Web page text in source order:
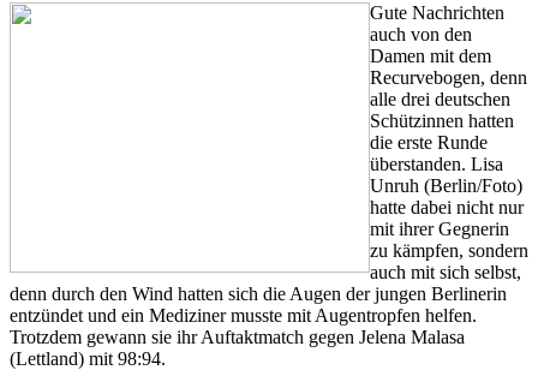
Gute Nachrichten
auch von den
Damen mit dem
Recurvebogen, denn
alle drei deutschen
Schützinnen hatten
die erste Runde
überstanden. Lisa
Unruh (Berlin/Foto)
hatte dabei nicht nur
mit ihrer Gegnerin
zu kämpfen, sondern
auch mit sich selbst,
denn durch den Wind hatten sich die Augen der jungen Berlinerin
entzündet und ein Mediziner musste mit Augentropfen helfen.
Trotzdem gewann sie ihr Auftaktmatch gegen Jelena Malasa
(Lettland) mit 98:94.